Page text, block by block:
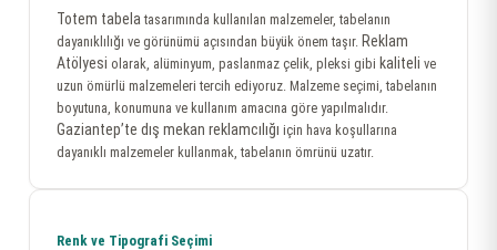
Totem tabela tasarımında kullanılan malzemeler, tabelanın
dayanıklılığı ve görünümü açısından büyük önem taşır. Reklam
Atölyesi olarak, alüminyum, paslanmaz çelik, pleksi gibi kaliteli ve
uzun ömürlü malzemeleri tercih ediyoruz. Malzeme seçimi, tabelanın
boyutuna, konumuna ve kullanım amacına göre yapılmalıdır.
Gaziantep’te dış mekan reklamcılığı için hava koşullarına
dayanıklı malzemeler kullanmak, tabelanın ömrünü uzatır.
Renk ve Tipografi Seçimi